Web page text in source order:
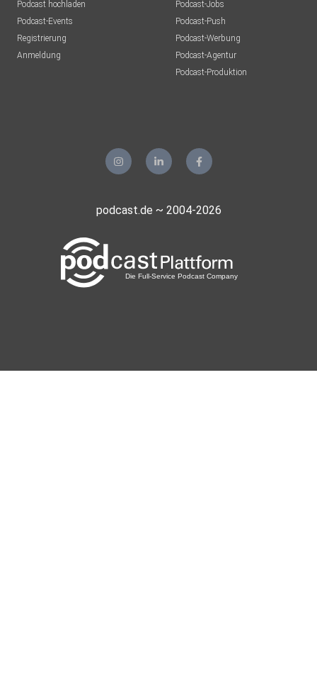
Podcast hochladen
Podcast-Events
Registrierung
Anmeldung
Podcast-Jobs
Podcast-Push
Podcast-Werbung
Podcast-Agentur
Podcast-Produktion
podcast.de ~ 2004-2026